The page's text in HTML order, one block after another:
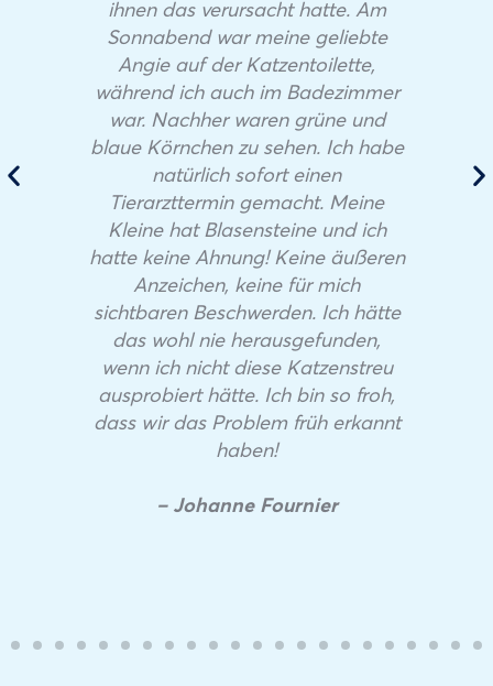
ihnen das verursacht hatte. Am
Sonnabend war meine geliebte
Angie auf der Katzentoilette,
während ich auch im Badezimmer
war. Nachher waren grüne und
blaue Körnchen zu sehen. Ich habe
natürlich sofort einen
Tierarzttermin gemacht. Meine
Kleine hat Blasensteine und ich
hatte keine Ahnung! Keine äußeren
Anzeichen, keine für mich
sichtbaren Beschwerden. Ich hätte
das wohl nie herausgefunden,
wenn ich nicht diese Katzenstreu
ausprobiert hätte. Ich bin so froh,
dass wir das Problem früh erkannt
haben!
– Johanne Fournier